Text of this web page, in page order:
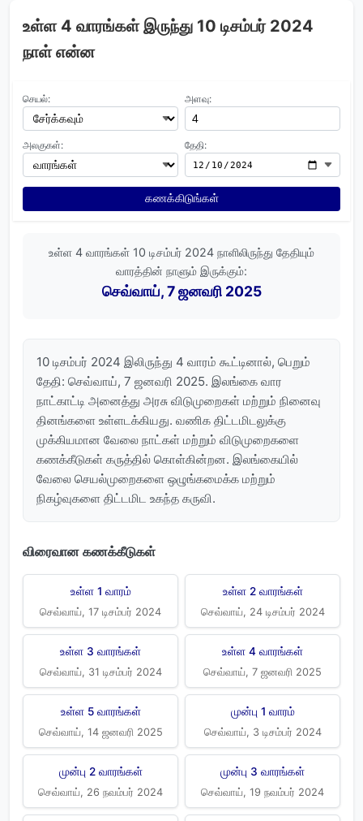
உள்ள 4 வாரங்கள் இருந்து 10 டிசம்பர் 2024
நாள் என்ன
செயல்: அளவு:
அலகுகள்: தேதி:
கணக்கிடுங்கள்
உள்ள 4 வாரங்கள் 10 டிசம்பர் 2024 நாளிலிருந்து தேதியும்
வாரத்தின் நாளும் இருக்கும்:
செவ்வாய், 7 ஜனவரி 2025
10 டிசம்பர் 2024 இலிருந்து 4 வாரம் கூட்டினால், பெறும்
தேதி: செவ்வாய், 7 ஜனவரி 2025. இலங்கை வார
நாட்காட்டி அனைத்து அரசு விடுமுறைகள் மற்றும் நினைவு
தினங்களை உள்ளடக்கியது. வணிக திட்டமிடலுக்கு
முக்கியமான வேலை நாட்கள் மற்றும் விடுமுறைகளை
கணக்கீடுகள் கருத்தில் கொள்கின்றன. இலங்கையில்
வேலை செயல்முறைகளை ஒழுங்கமைக்க மற்றும்
நிகழ்வுகளை திட்டமிட உகந்த கருவி.
விரைவான கணக்கீடுகள்
உள்ள 1 வாரம்
செவ்வாய், 17 டிசம்பர் 2024
உள்ள 2 வாரங்கள்
செவ்வாய், 24 டிசம்பர் 2024
உள்ள 3 வாரங்கள்
செவ்வாய், 31 டிசம்பர் 2024
உள்ள 4 வாரங்கள்
செவ்வாய், 7 ஜனவரி 2025
உள்ள 5 வாரங்கள்
செவ்வாய், 14 ஜனவரி 2025
முன்பு 1 வாரம்
செவ்வாய், 3 டிசம்பர் 2024
முன்பு 2 வாரங்கள்
செவ்வாய், 26 நவம்பர் 2024
முன்பு 3 வாரங்கள்
செவ்வாய், 19 நவம்பர் 2024